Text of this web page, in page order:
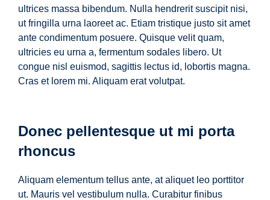
ultrices massa bibendum. Nulla hendrerit suscipit nisi,
ut fringilla urna laoreet ac. Etiam tristique justo sit amet
ante condimentum posuere. Quisque velit quam,
ultricies eu urna a, fermentum sodales libero. Ut
congue nisl euismod, sagittis lectus id, lobortis magna.
Cras et lorem mi. Aliquam erat volutpat.
Donec pellentesque ut mi porta
rhoncus
Aliquam elementum tellus ante, at aliquet leo porttitor
ut. Mauris vel vestibulum nulla. Curabitur finibus